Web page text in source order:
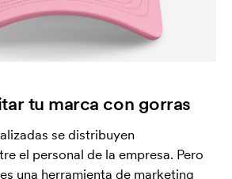
tu marca con gorras
se distribuyen
el personal de la empresa. Pero
una herramienta de marketing